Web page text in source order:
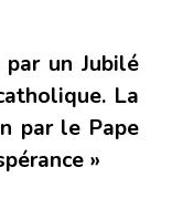
par un Jubilé
La
par le Pape
»